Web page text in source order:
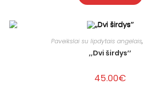
Paveikslai su lipdytais angelais,
,,Dvi širdys’’
45.00€